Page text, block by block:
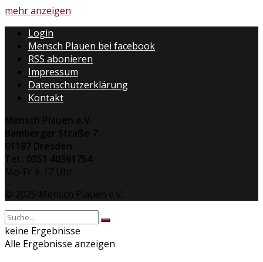
mehr anzeigen
Login
Mensch Plauen bei facebook
RSS abonieren
Impressum
Datenschutzerklärung
Kontakt
Mensch Plauen e.V.
Bamberger Straße 7
01187 Dresden
Tel.: 0351 40361754
Mo-Fr 9-17 Uhr
© 2025 Mensch Plauen e.V.
keine Ergebnisse
Alle Ergebnisse anzeigen